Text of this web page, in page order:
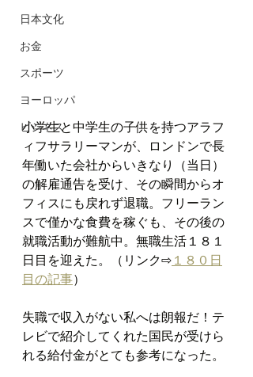
日本文化
お金
スポーツ
ヨーロッパ
ビジネス
小学生と中学生の子供を持つアラフ
ィフサラリーマンが、ロンドンで長
年働いた会社からいきなり（当日）
の解雇通告を受け、その瞬間からオ
フィスにも戻れず退職。フリーラン
スで僅かな食費を稼ぐも、その後の
就職活動が難航中。無職生活１８１
日目を迎えた。（リンク⇨１８０日
目の記事）
失職で収入がない私へは朗報だ！テ
レビで紹介してくれた国民が受けら
れる給付金がとても参考になった。